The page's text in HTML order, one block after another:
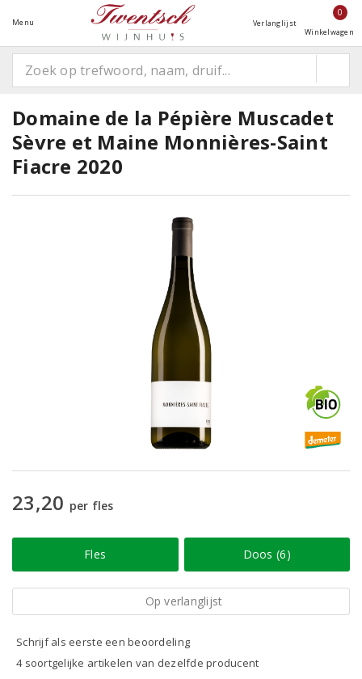
Menu Verlanglijst
0
Winkelwagen
Domaine de la Pépière Muscadet
Sèvre et Maine Monnières-Saint
Fiacre 2020
23,20 per fles
Fles Doos (6)
Op verlanglijst
Schrijf als eerste een beoordeling
4 soortgelijke artikelen van dezelfde producent